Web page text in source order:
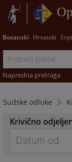
Bosanski Hrvatski
Napredna pretraga
Sudske odluke
Krivično